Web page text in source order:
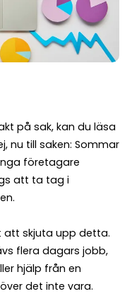
på sak, kan du läsa
nu till saken: Sommar
företagare
att ta tag i
att skjuta upp detta.
flera dagars jobb,
hjälp från en
det inte vara.